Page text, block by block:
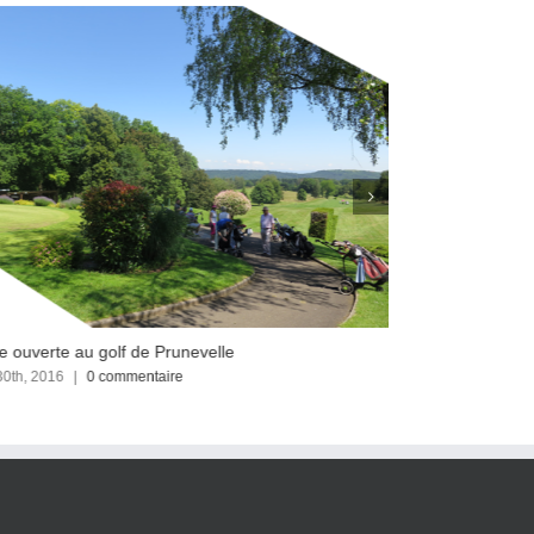
ouverte au golf de Prunevelle
2016 | 0 commentaire